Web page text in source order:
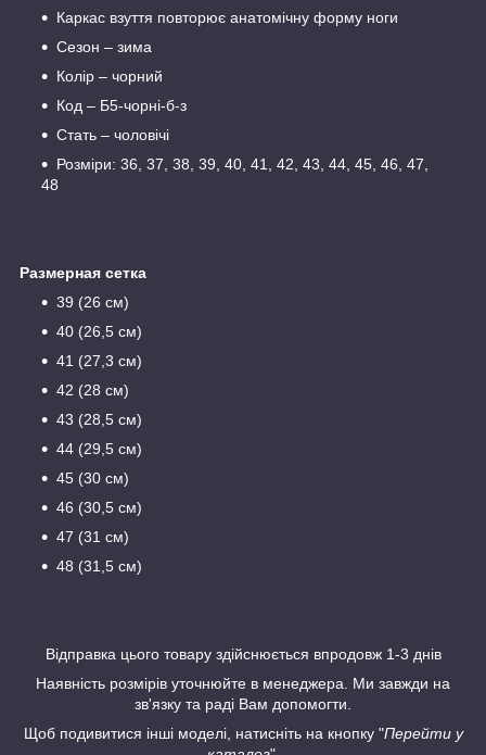
Каркас взуття повторює анатомічну форму ноги
Сезон – зима
Колір – чорний
Код – Б5-чорні-б-з
Стать – чоловічі
Розміри: 36, 37, 38, 39, 40, 41, 42, 43, 44, 45, 46, 47,
48
Размерная сетка
39 (26 см)
40 (26,5 см)
41 (27,3 см)
42 (28 см)
43 (28,5 см)
44 (29,5 см)
45 (30 см)
46 (30,5 см)
47 (31 см)
48 (31,5 см)
Відправка цього товару здійснюється впродовж 1-3 днів
Наявність розмірів уточнюйте в менеджера. Ми завжди на
зв'язку та раді Вам допомогти.
Щоб подивитися інші моделі, натисніть на кнопку "Перейти у